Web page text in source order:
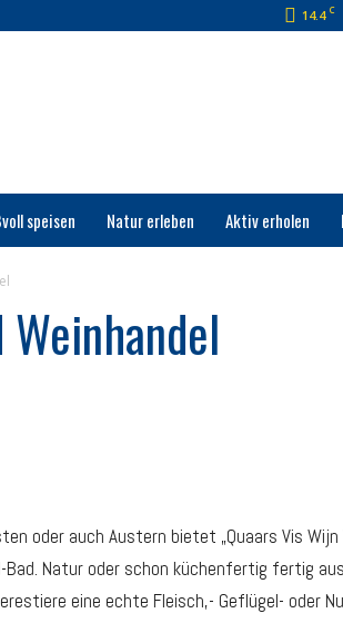
14.4 C
speisen Natur erleben Aktiv erholen
oder auch Austern bietet „Quaars Vis Wijn
Bad. Natur oder schon küchenfertig fertig
eine echte Fleisch,- Geflügel- oder